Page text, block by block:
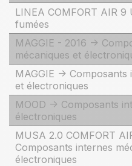
LINEA COMFORT AIR 9
fumées
MAGGIE - 2016 ->
mécaniques et
MAGGIE ->
et électroniques
MOOD -> Composants
électroniques
MUSA 2.0 COMFORT
Composants internes
électroniques